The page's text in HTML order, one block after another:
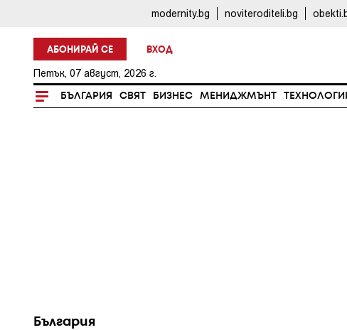
modernity.bg noviteroditeli.bg
АБОНИРАЙ СЕ ВХОД
Петък, 07 август, 2026 г.
БЪЛГАРИЯ СВЯТ БИЗНЕС МЕНИДЖМЪНТ
България